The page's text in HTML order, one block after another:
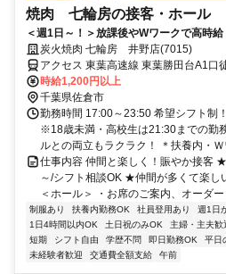
焼肉 七輪房の接客・ホール
＜週1日～！＞放課後やWワークで高時
いアリ★
炭火焼肉 七輪房 井野店(7015)
アクセス 東葉高速線 東葉勝田台A1口
口徒歩約8分、京成本線 志津南口徒歩
徒歩9分/車通勤OK！
時給1,200円以上
千葉県佐倉市
勤務時間 17:00～23:50 希望シフト制
※18歳未満・高校生は21:30までの勤
ルとの両立もラクラク！ ＊扶養内・Ｗ
仕事内容 仲間と楽しく！賑やか接客
～/シフト相談OK ★仲間が多くて楽し
＜ホール＞ ・お席のご案内、オーダ
制服あり 扶養内勤務OK 社員登用あり 週1日
1日4時間以内OK
土日祝のみOK 主婦・主夫歓
短期
シフト自由 学歴不問 即日勤務OK 平日
未経験者歓迎
交通費全額支給 午前